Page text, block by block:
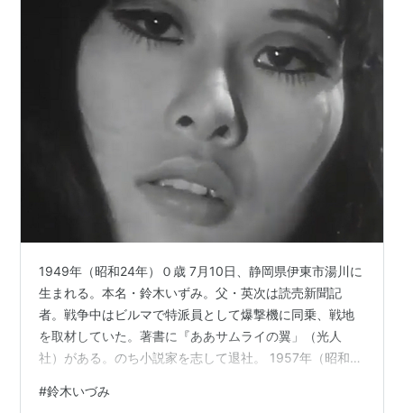
1949年（昭和24年）０歳 7月10日、静岡県伊東市湯川に
生まれる。本名・鈴木いずみ。父・英次は読売新聞記
者。戦争中はビルマで特派員として爆撃機に同乗、戦地
を取材していた。著書に『ああサムライの翼」（光人
社）がある。のち小説家を志して退社。 1957年（昭和
1965年（昭和40年）15～16歳 県立伊東高校入学。文芸
#鈴木いづみ